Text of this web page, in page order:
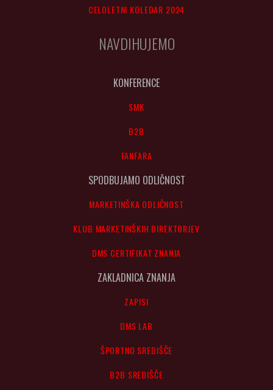
CELOLETNI KOLEDAR 2024
NAVDIHUJEMO
KONFERENCE
SMK
B2B
FANFARA
SPODBUJAMO ODLIČNOST
MARKETINŠKA ODLIČNOST
KLUB MARKETINŠKIH DIREKTORJEV
DMS CERTIFIKAT ZNANJA
ZAKLADNICA ZNANJA
ZAPISI
DMS LAB
ŠPORTNO SREDIŠČE
B2B SREDIŠČE